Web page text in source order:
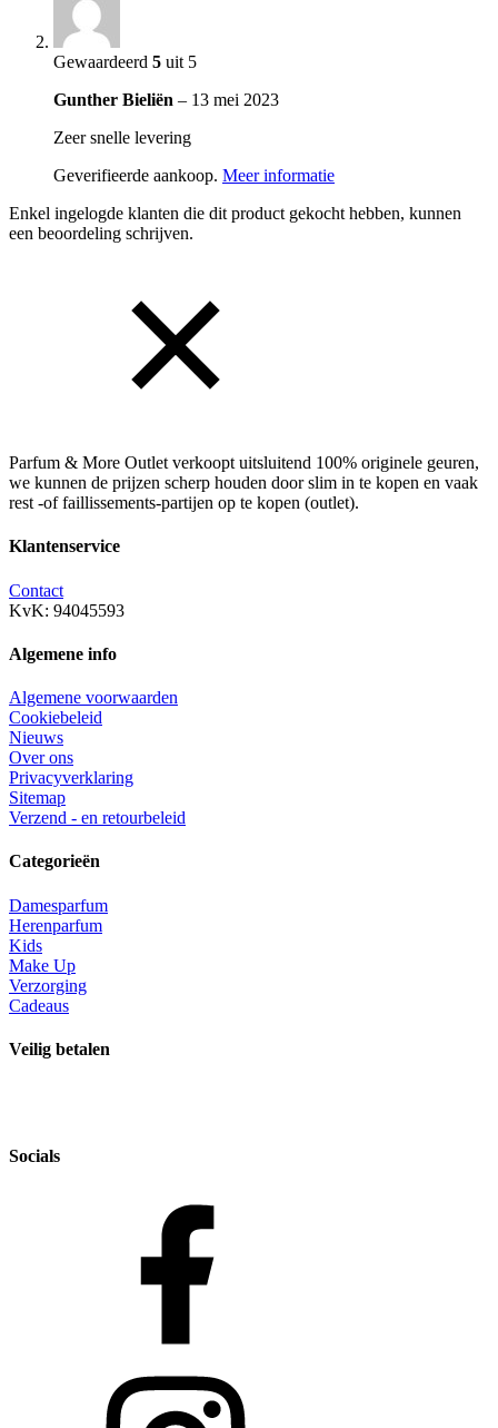
Gewaardeerd 5 uit 5
Gunther Bieliën – 13 mei 2023
Zeer snelle levering
Geverifieerde aankoop. Meer informatie
Enkel ingelogde klanten die dit product gekocht hebben, kunnen
een beoordeling schrijven.
Parfum & More Outlet verkoopt uitsluitend 100% originele geuren,
we kunnen de prijzen scherp houden door slim in te kopen en vaak
rest -of faillissements-partijen op te kopen (outlet).
Klantenservice
Contact
KvK: 94045593
Algemene info
Algemene voorwaarden
Cookiebeleid
Nieuws
Over ons
Privacyverklaring
Sitemap
Verzend - en retourbeleid
Categorieën
Damesparfum
Herenparfum
Kids
Make Up
Verzorging
Cadeaus
Veilig betalen
Socials